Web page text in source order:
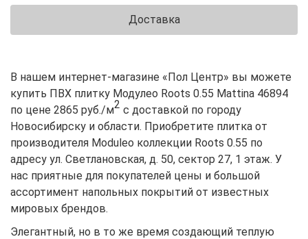
Доставка
В нашем интернет-магазине «Пол Центр» вы можете
купить ПВХ плитку Модулео Roots 0.55 Mattina 46894
по цене 2865 руб./м2 с доставкой по городу
Новосибирску и области. Приобретите плитка от
производителя Moduleo коллекции Roots 0.55 по
адресу ул. Светлановская, д. 50, сектор 27, 1 этаж. У
нас приятные для покупателей цены и большой
ассортимент напольных покрытий от известных
мировых брендов.
Элегантный, но в то же время создающий теплую